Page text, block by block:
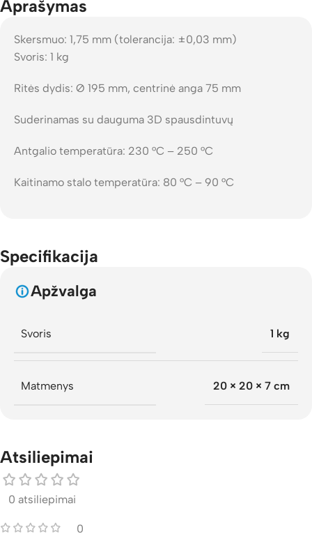
Aprašymas
Skersmuo: 1,75 mm (tolerancija: ±0,03 mm)
Svoris: 1 kg
Ritės dydis: Ø 195 mm, centrinė anga 75 mm
Suderinamas su dauguma 3D spausdintuvų
Antgalio temperatūra: 230 °C – 250 °C
Kaitinamo stalo temperatūra: 80 °C – 90 °C
Specifikacija
Apžvalga
Svoris 1 kg
Matmenys 20 × 20 × 7 cm
Atsiliepimai
0 atsiliepimai
0